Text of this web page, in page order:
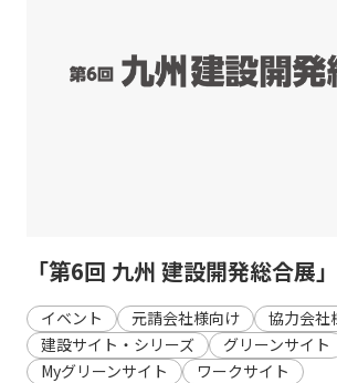
「第6回 九州 建設開発総合展
イベント 元請会社様向け
協力会社
建設サイト・シリーズ
グリーンサイト
Myグリーンサイト
ワークサイト